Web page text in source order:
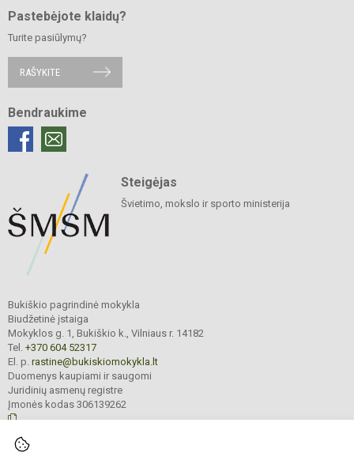
Pastebėjote klaidų?
Turite pasiūlymų?
RAŠYKITE
Bendraukime
Steigėjas
Švietimo, mokslo ir sporto ministerija
Bukiškio pagrindinė mokykla
Biudžetinė įstaiga
Mokyklos g. 1, Bukiškio k., Vilniaus r. 14182
Tel. +370 604 52317
El. p. rastine@bukiskiomokykla.lt
Duomenys kaupiami ir saugomi
Juridinių asmenų registre
Įmonės kodas 306139262